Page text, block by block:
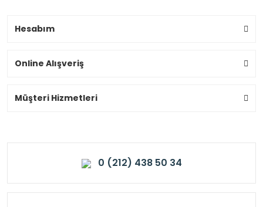
Hesabım
Online Alışveriş
Müşteri Hizmetleri
0 (212) 438 50 34